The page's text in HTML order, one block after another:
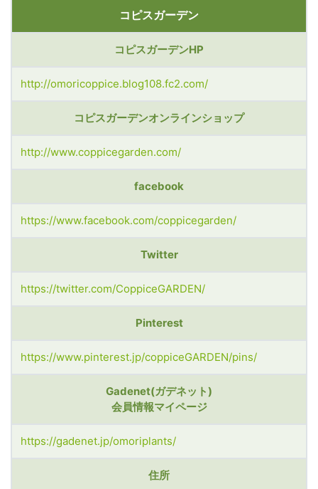
コピスガーデン
コピスガーデンHP
http://omoricoppice.blog108.fc2.com/
コピスガーデンオンラインショップ
http://www.coppicegarden.com/
facebook
https://www.facebook.com/coppicegarden/
Twitter
https://twitter.com/CoppiceGARDEN/
Pinterest
https://www.pinterest.jp/coppiceGARDEN/pins/
Gadenet(ガデネット)
会員情報マイページ
https://gadenet.jp/omoriplants/
住所